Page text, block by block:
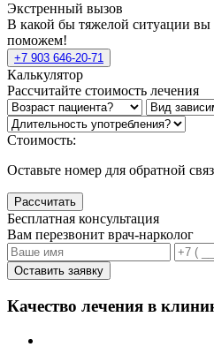
Экстренный вызов
В какой бы тяжелой ситуации вы
поможем!
+7 903 646-20-71
Калькулятор
Рассчитайте стоимость лечения
Стоимость:
Оставьте номер для обратной
Рассчитать
Бесплатная консультация
Вам перезвонит врач-нарколог
Оставить заявку
Качество лечения в